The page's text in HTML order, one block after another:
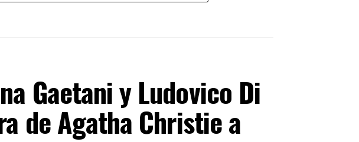
Gaetani y Ludovico Di
de Agatha Christie a